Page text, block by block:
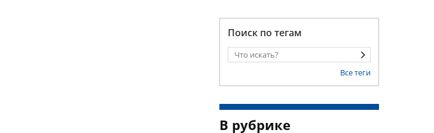
Поиск по тегам
Все теги
В рубрике